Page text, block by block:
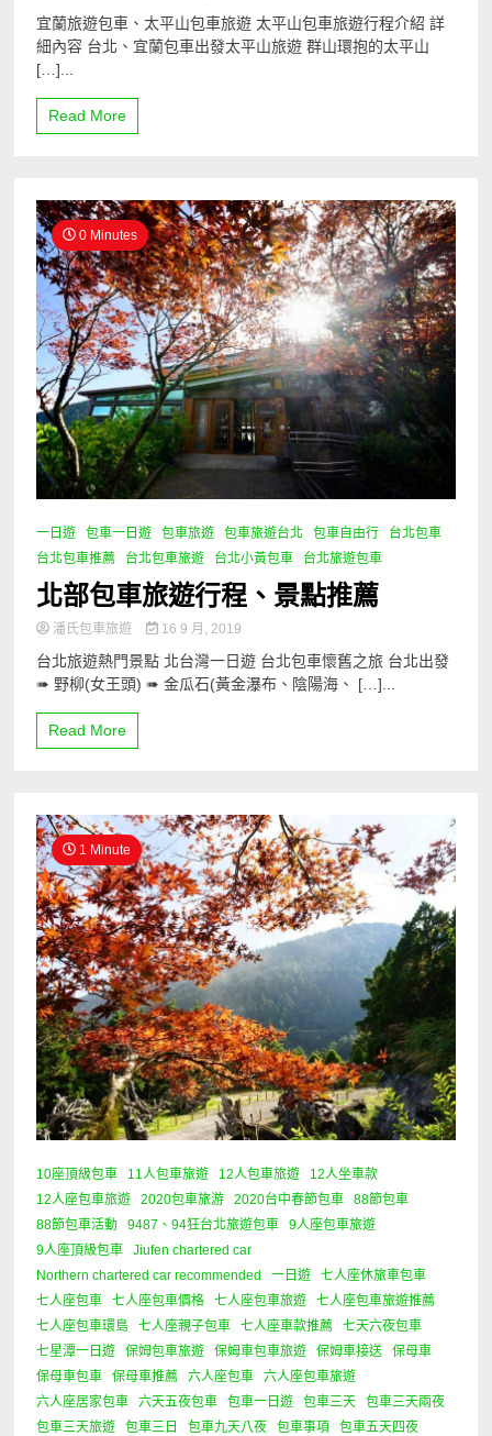
宜蘭旅遊包車、太平山包車旅遊 太平山包車旅遊行程介紹 詳
細內容 台北、宜蘭包車出發太平山旅遊 群山環抱的太平山
[…]...
Read More
0 Minutes
一日遊 包車一日遊 包車旅遊 包車旅遊台北 包車自由行
台北包車
台北包車推薦
台北包車旅遊 台北小黃包車 台北旅遊包車
北部包車旅遊行程、景點推薦
潘氏包車旅遊 16 9 月, 2019
台北旅遊熱門景點 北台灣一日遊 台北包車懷舊之旅 台北出發
➠ 野柳(女王頭) ➠ 金瓜石(黃金瀑布、陰陽海、 […]...
Read More
1 Minute
10座頂級包車 11人包車旅遊 12人包車旅遊
12人坐車款
12人座包車旅遊
2020包車旅游 2020台中春節包車
88節包車
88節包車活動
9487、94狂台北旅遊包車
9人座包車旅遊
9人座頂級包車
Jiufen chartered car
Northern chartered car recommended
一日遊
七人座休旅車包車
七人座包車
七人座包車價格 七人座包車旅遊
七人座包車旅遊推薦
七人座包車環島
七人座親子包車 七人座車款推薦
七天六夜包車
七星潭一日遊
保姆包車旅遊 保姆車包車旅遊 保姆車接送
保母車
保母車包車
保母車推薦 六人座包車
六人座包車旅遊
六人座居家包車
六天五夜包車 包車一日遊 包車三天
包車三天兩夜
包車三天旅遊
包車三日 包車九天八夜 包車事項
包車五天四夜